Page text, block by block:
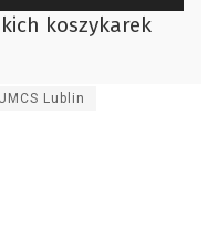
koszykarek
Lublin